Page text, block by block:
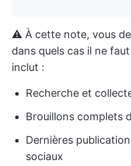
⚠️ À cette note, vous
dans quels cas il ne
inclut :
Recherche et
Brouillons complets
Dernières
sociaux